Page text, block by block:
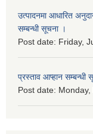
उत्पादनमा आधारित
सम्बन्धी सूचना ।
Post date: Friday,
प्रस्ताव आप्हान सम्बन्धी
Post date: